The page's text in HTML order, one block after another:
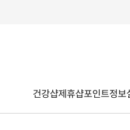
건강샵제휴샵포인트정보